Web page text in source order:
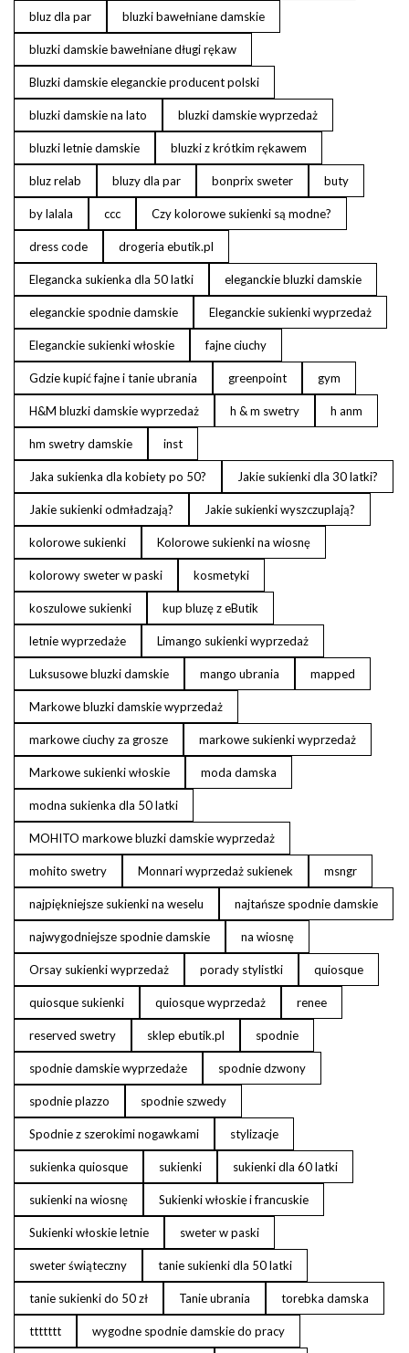
bluz dla par bluzki bawełniane damskie
bluzki damskie bawełniane długi rękaw
Bluzki damskie eleganckie producent polski
bluzki damskie na lato bluzki damskie wyprzedaż
bluzki letnie damskie bluzki z krótkim rękawem
bluz relab bluzy dla par bonprix sweter buty
by lalala ccc Czy kolorowe sukienki są modne?
dress code drogeria ebutik.pl
Elegancka sukienka dla 50 latki eleganckie bluzki damskie
eleganckie spodnie damskie Eleganckie sukienki wyprzedaż
Eleganckie sukienki włoskie fajne ciuchy
Gdzie kupić fajne i tanie ubrania greenpoint gym
H&M bluzki damskie wyprzedaż h & m swetry h anm
hm swetry damskie inst
Jaka sukienka dla kobiety po 50? Jakie sukienki dla 30 latki?
Jakie sukienki odmładzają? Jakie sukienki wyszczuplają?
kolorowe sukienki Kolorowe sukienki na wiosnę
kolorowy sweter w paski kosmetyki
koszulowe sukienki kup bluzę z eButik
letnie wyprzedaże Limango sukienki wyprzedaż
Luksusowe bluzki damskie mango ubrania mapped
Markowe bluzki damskie wyprzedaż
markowe ciuchy za grosze markowe sukienki wyprzedaż
Markowe sukienki włoskie moda damska
modna sukienka dla 50 latki
MOHITO markowe bluzki damskie wyprzedaż
mohito swetry Monnari wyprzedaż sukienek msngr
najpiękniejsze sukienki na weselu najtańsze spodnie damskie
najwygodniejsze spodnie damskie na wiosnę
Orsay sukienki wyprzedaż porady stylistki quiosque
quiosque sukienki quiosque wyprzedaż renee
reserved swetry sklep ebutik.pl spodnie
spodnie damskie wyprzedaże spodnie dzwony
spodnie plazzo spodnie szwedy
Spodnie z szerokimi nogawkami stylizacje
sukienka quiosque sukienki sukienki dla 60 latki
sukienki na wiosnę Sukienki włoskie i francuskie
Sukienki włoskie letnie sweter w paski
sweter świąteczny tanie sukienki dla 50 latki
tanie sukienki do 50 zł Tanie ubrania torebka damska
ttttttt wygodne spodnie damskie do pracy